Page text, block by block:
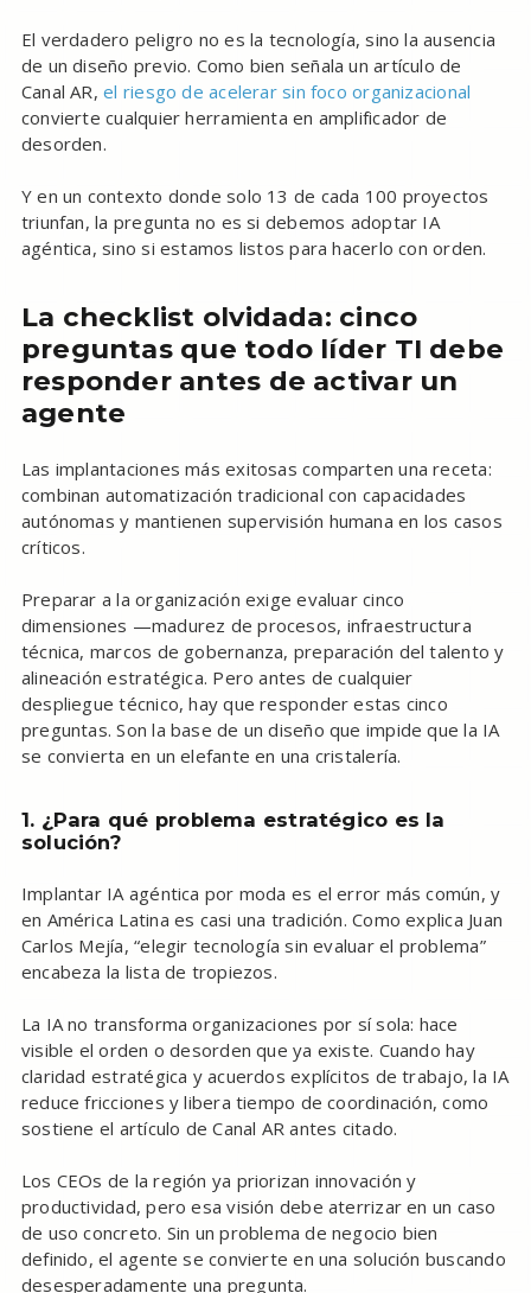
El verdadero peligro no es la tecnología, sino la ausencia
de un diseño previo. Como bien señala un artículo de
Canal AR,el riesgo de acelerar sin foco organizacional
convierte cualquier herramienta en amplificador de
desorden.
Y en un contexto donde solo 13 de cada 100 proyectos
triunfan, la pregunta no es si debemos adoptar IA
agéntica, sino si estamos listos para hacerlo con orden.
La checklist olvidada: cinco
preguntas que todo líder TI debe
responder antes de activar un
agente
Las implantaciones más exitosas comparten una receta:
combinan automatización tradicional con capacidades
autónomas y mantienen supervisión humana en los casos
críticos.
Preparar a la organización exige evaluar cinco
dimensiones —madurez de procesos, infraestructura
técnica, marcos de gobernanza, preparación del talento y
alineación estratégica. Pero antes de cualquier
despliegue técnico, hay que responder estas cinco
preguntas. Son la base de un diseño que impide que la IA
se convierta en un elefante en una cristalería.
1. ¿Para qué problema estratégico es la
solución?
Implantar IA agéntica por moda es el error más común, y
en América Latina es casi una tradición. Como explica Juan
Carlos Mejía, “elegir tecnología sin evaluar el problema”
encabeza la lista de tropiezos.
La IA no transforma organizaciones por sí sola: hace
visible el orden o desorden que ya existe. Cuando hay
claridad estratégica y acuerdos explícitos de trabajo, la IA
reduce fricciones y libera tiempo de coordinación, como
sostiene el artículo de Canal AR antes citado.
Los CEOs de la región ya priorizan innovación y
productividad, pero esa visión debe aterrizar en un caso
de uso concreto. Sin un problema de negocio bien
definido, el agente se convierte en una solución buscando
desesperadamente una pregunta.